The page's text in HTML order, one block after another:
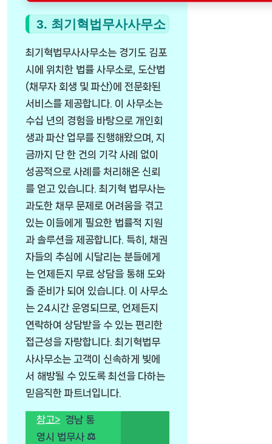
3. 최기혁법무사사무소
최기혁법무사사무소는 경기도 김포
시에 위치한 법률 사무소로, 도산법
(채무자 회생 및 파산)에 전문화된
서비스를 제공합니다. 이 사무소는
수십 년의 경험을 바탕으로 개인회
생과 파산 업무를 진행해왔으며, 지
금까지 단 한 건의 기각 사례 없이
성공적으로 사례를 처리해온 신뢰
를 얻고 있습니다. 최기혁 법무사는
과도한 채무 문제로 어려움을 겪고
있는 이들에게 필요한 법률적 지원
과 솔루션을 제공합니다. 특히, 채권
자들의 추심에 시달리는 분들에게
는 언제든지 무료 상담을 통해 도와
줄 준비가 되어 있습니다. 이 사무소
는 24시간 운영되므로, 언제든지
연락하여 상담받을 수 있는 편리한
접근성을 자랑합니다. 최기혁법무
사사무소는 고객이 신속하게 빚에
서 해방될 수 있도록 최선을 다하는
믿음직한 파트너입니다.
참고> 경남 통
영시 법무사 ⚖️